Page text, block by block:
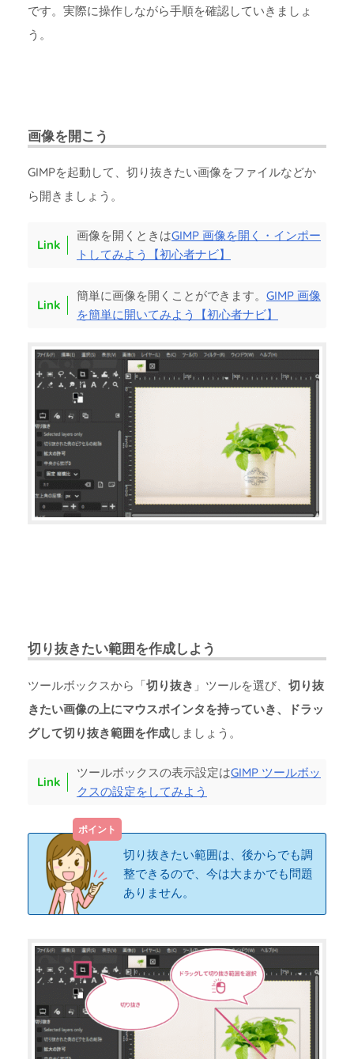
です。実際に操作しながら手順を確認していきましょ
う。
画像を開こう
GIMPを起動して、切り抜きたい画像をファイルなどか
ら開きましょう。
画像を開くときはGIMP 画像を開く・インポー
トしてみよう【初心者ナビ】
簡単に画像を開くことができます。 GIMP 画像
を簡単に開いてみよう【初心者ナビ】
切り抜きたい範囲を作成しよう
ツールボックスから「切り抜き 」ツールを選び、 切り抜
きたい画像の上にマウスポインタを持っていき、ドラッ
グして切り抜き範囲を作成しましょう。
ツールボックスの表示設定はGIMP ツールボッ
クスの設定をしてみよう
切り抜きたい範囲は、後からでも調
整できるので、今は大まかでも問題
ありません。